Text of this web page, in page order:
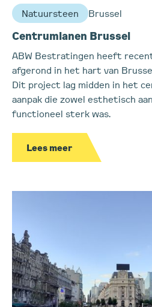
Natuursteen Brussel
Centrumlanen Brussel
ABW Bestratingen heeft
afgerond in het hart van
Dit project lag midden in het
aanpak die zowel esthetisch
functioneel sterk was.
Lees meer